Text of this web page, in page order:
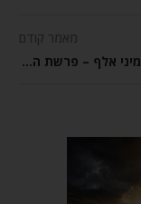
מאמר קודם
מלאך אחד מיני אלף – פרשת השבוע ויקרא